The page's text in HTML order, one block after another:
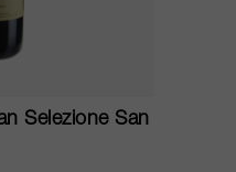
Selezione San